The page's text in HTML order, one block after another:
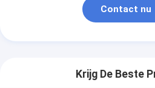
Contact nu
Krijg De Beste